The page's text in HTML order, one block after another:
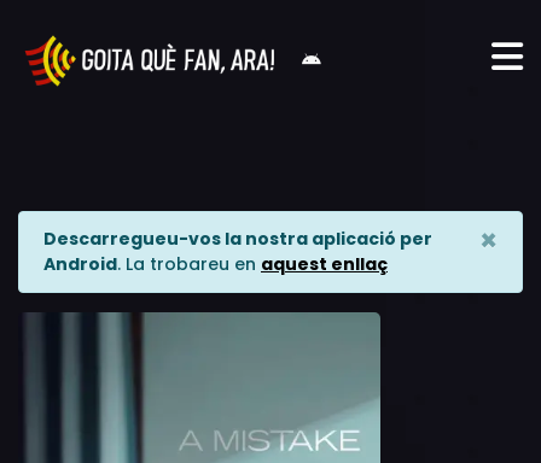
Descarregueu-vos la nostra aplicació per
Android. La trobareu en aquest enllaç
×